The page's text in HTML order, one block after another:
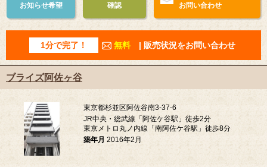
お知らせ希望
確認
お問い合わせ
1分で完了！ 無料 | 販売状況をお問い合わせ
ブライズ阿佐ヶ谷
東京都杉並区阿佐谷南3-37-6
JR中央・総武線「阿佐ケ谷駅」徒歩2分
東京メトロ丸ノ内線「南阿佐ケ谷駅」徒歩8分
築年月 2016年2月